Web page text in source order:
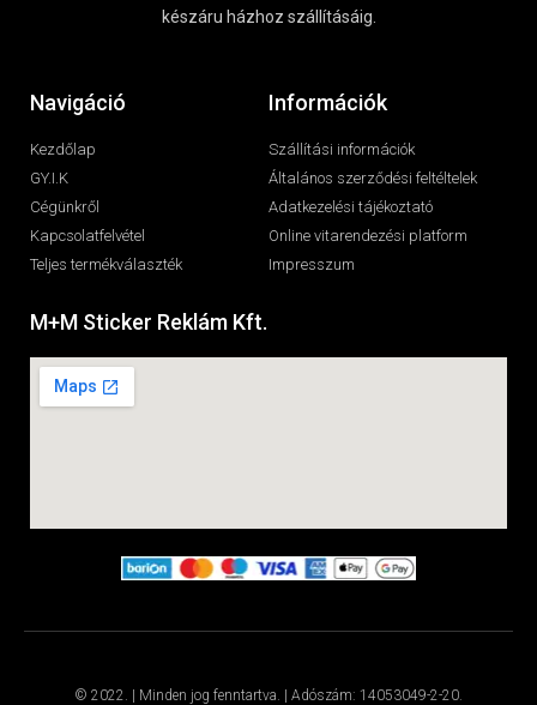
készáru házhoz szállításáig.
Navigáció
Kezdőlap
GY.I.K
Cégünkről
Kapcsolatfelvétel
Teljes termékválaszték
Információk
Szállítási információk
Általános szerződési feltéltelek
Adatkezelési tájékoztató
Online vitarendezési platform
Impresszum
M+M Sticker Reklám Kft.
© 2022. | Minden jog fenntartva. | Adószám: 14053049-2-20.